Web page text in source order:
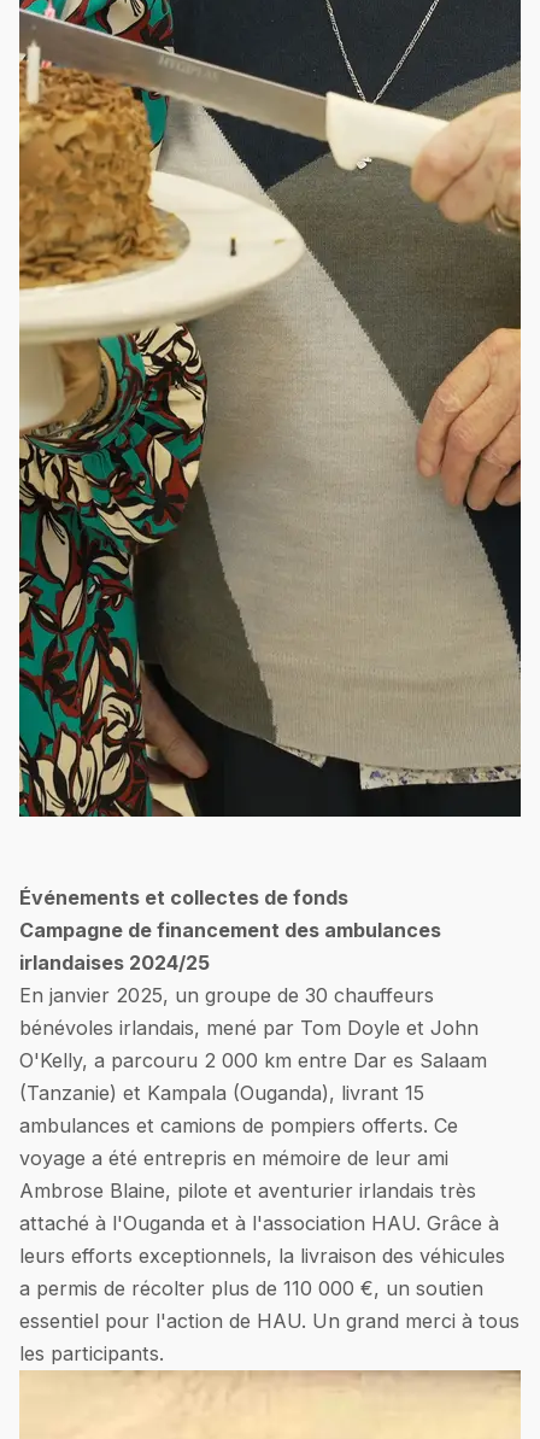
Événements et collectes de fonds
Campagne de financement des ambulances
irlandaises 2024/25
En janvier 2025, un groupe de 30 chauffeurs
bénévoles irlandais, mené par Tom Doyle et John
O'Kelly, a parcouru 2 000 km entre Dar es Salaam
(Tanzanie) et Kampala (Ouganda), livrant 15
ambulances et camions de pompiers offerts. Ce
voyage a été entrepris en mémoire de leur ami
Ambrose Blaine, pilote et aventurier irlandais très
attaché à l'Ouganda et à l'association HAU. Grâce à
leurs efforts exceptionnels, la livraison des véhicules
a permis de récolter plus de 110 000 €, un soutien
essentiel pour l'action de HAU. Un grand merci à tous
les participants.